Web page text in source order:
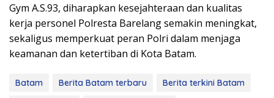
Gym A.S.93, diharapkan kesejahteraan dan kualitas
kerja personel Polresta Barelang semakin meningkat,
sekaligus memperkuat peran Polri dalam menjaga
keamanan dan ketertiban di Kota Batam.
Batam Berita Batam terbaru
Berita terkini Batam